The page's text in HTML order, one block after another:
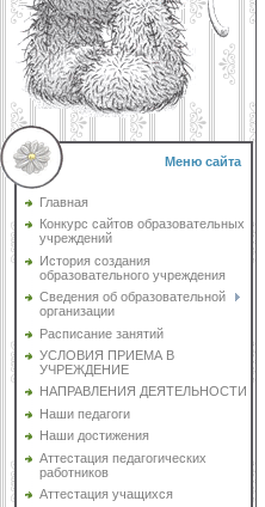
Меню сайта
Главная
Конкурс сайтов образовательных
учреждений
История создания
образовательного учреждения
Сведения об образовательной
организации
Расписание занятий
УСЛОВИЯ ПРИЕМА В
УЧРЕЖДЕНИЕ
НАПРАВЛЕНИЯ ДЕЯТЕЛЬНОСТИ
Наши педагоги
Наши достижения
Аттестация педагогических
работников
Аттестация учащихся